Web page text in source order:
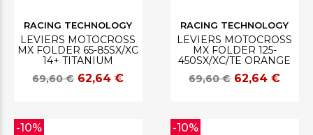
RACING TECHNOLOGY
LEVIERS MOTOCROSS
MX FOLDER 65-85SX/XC
14+ TITANIUM
69,60 € 62,64 €
RACING TECHNOLOGY
LEVIERS MOTOCROSS
MX FOLDER 125-
450SX/XC/TE ORANGE
69,60 € 62,64 €
-10% -10%